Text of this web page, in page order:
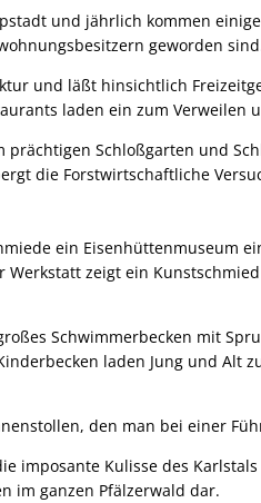
und jährlich kommen
geworden
und läßt hinsichtlich
laden ein zum Verweilen
prächtigen Schloßgarten und
die Forstwirtschaftliche
ein Eisenhüttenmuseum
zeigt ein
Schwimmerbecken mit
laden Jung und Alt
den man bei einer
imposante Kulisse des
im ganzen Pfälzerwald dar.